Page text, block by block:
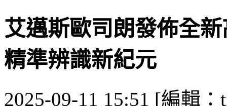
艾邁斯歐司朗發佈全
精準辨識新紀元
2025-09-11 15:51 [編輯：